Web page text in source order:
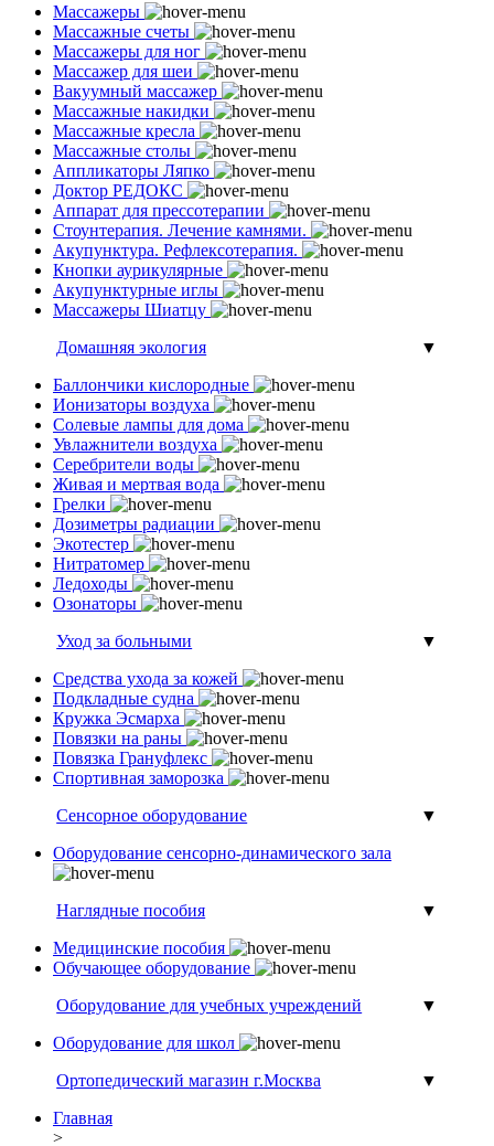
Массажеры
Массажные счеты
Массажеры для ног
Массажер для шеи
Вакуумный массажер
Массажные накидки
Массажные кресла
Массажные столы
Аппликаторы Ляпко
Доктор РЕДОКС
Аппарат для прессотерапии
Стоунтерапия. Лечение камнями.
Акупунктура. Рефлексотерапия.
Кнопки аурикулярные
Акупунктурные иглы
Массажеры Шиатцу
Домашняя экология
▼
Баллончики кислородные
Ионизаторы воздуха
Солевые лампы для дома
Увлажнители воздуха
Серебрители воды
Живая и мертвая вода
Грелки
Дозиметры радиации
Экотестер
Нитратомер
Ледоходы
Озонаторы
Уход за больными
▼
Средства ухода за кожей
Подкладные судна
Кружка Эсмарха
Повязки на раны
Повязка Грануфлекс
Спортивная заморозка
Сенсорное оборудование
▼
Оборудование сенсорно-динамического зала
Наглядные пособия
▼
Медицинские пособия
Обучающее оборудование
Оборудование для учебных учреждений
▼
Оборудование для школ
Ортопедический магазин г.Москва
▼
Главная
>